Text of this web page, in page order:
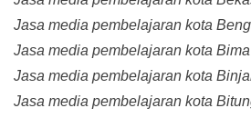
Jasa media pembelajaran kota
Jasa media pembelajaran kota Bima
Jasa media pembelajaran kota
Jasa media pembelajaran kota